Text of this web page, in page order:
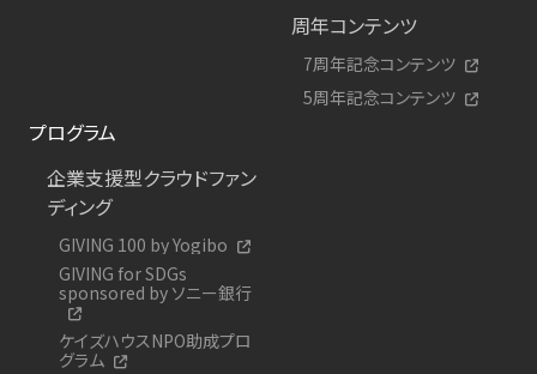
周年コンテンツ
7周年記念コンテンツ
5周年記念コンテンツ
プログラム
企業支援型クラウドファン
ディング
GIVING 100 by Yogibo
GIVING for SDGs
sponsored by ソニー銀行
ケイズハウスNPO助成プロ
グラム